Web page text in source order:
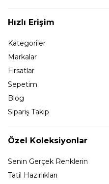
Hızlı Erişim
Kategoriler
Markalar
Fırsatlar
Sepetim
Blog
Sipariş Takip
Özel Koleksiyonlar
Senin Gerçek Renklerin
Tatil Hazırlıkları